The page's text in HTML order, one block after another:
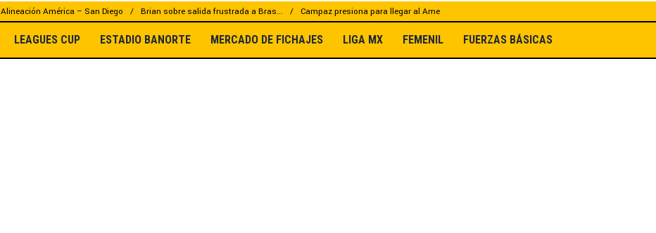
Alineación América – San Diego Brian sobre salida frustrada a Bras... Campaz presiona para llegar al Ame
LEAGUES CUP ESTADIO BANORTE MERCADO DE FICHAJES LIGA MX FEMENIL FUERZAS BÁSICAS